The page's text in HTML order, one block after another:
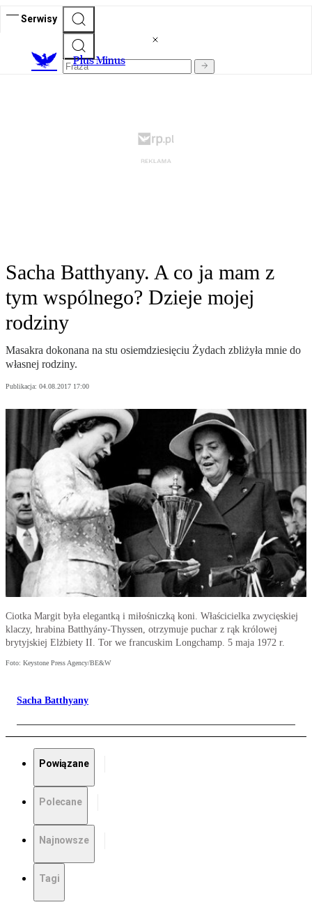
Serwisy
Plus Minus
Sacha Batthyany. A co ja mam z
tym wspólnego? Dzieje mojej
rodziny
Masakra dokonana na stu osiemdziesięciu Żydach zbliżyła mnie do
własnej rodziny.
Publikacja: 04.08.2017 17:00
Ciotka Margit była elegantką i miłośniczką koni. Właścicielka zwycięskiej
klaczy, hrabina Batthyány-Thyssen, otrzymuje puchar z rąk królowej
brytyjskiej Elżbiety II. Tor we francuskim Longchamp. 5 maja 1972 r.
Foto: Keystone Press Agency/BE&W
Sacha Batthyany
Powiązane
Polecane
Najnowsze
Tagi